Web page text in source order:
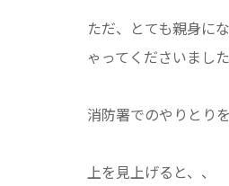
ただ、とても親身に
ゃってくださいました
消防署でのやりとり
上を見上げると、、